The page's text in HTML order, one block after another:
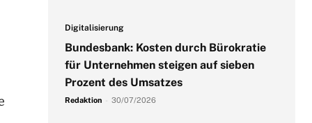
Digitalisierung
Bundesbank: Kosten durch Bürokratie
für Unternehmen steigen auf sieben
Prozent des Umsatzes
Redaktion 30/07/2026